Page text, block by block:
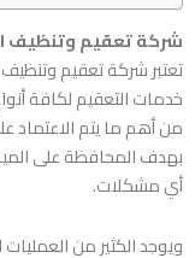
شركة تعقيم وتنظيف
تعتبرشركة تعقيم وتنظيف
خدمات التعقيم لكافة
من أهم ما يتم الاعتماد
بهدف المحافظة على
أي مشكلات.
ويوجد الكثير من